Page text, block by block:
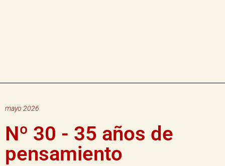
mayo 2026
Nº 30 - 35 años de
pensamiento